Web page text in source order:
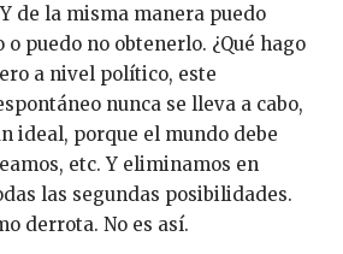
de la misma manera puedo
puedo no obtenerlo. ¿Qué hago
a nivel político, este
nunca se lleva a cabo,
ideal, porque el mundo debe
etc. Y eliminamos en
las segundas posibilidades.
derrota. No es así.